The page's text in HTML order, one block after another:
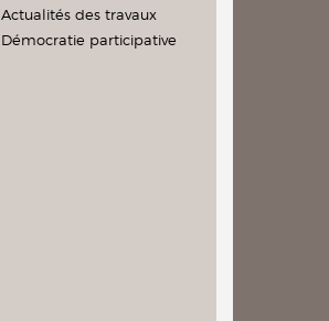
Actualités des travaux
Démocratie participative